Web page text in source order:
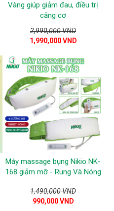
Vàng giúp giảm đau, điều trị
căng cơ
2,990,000 VND
1,990,000 VND
Máy massage bụng Nikio NK-
168 giảm mỡ - Rung Và Nóng
1,490,000 VND
990,000 VND